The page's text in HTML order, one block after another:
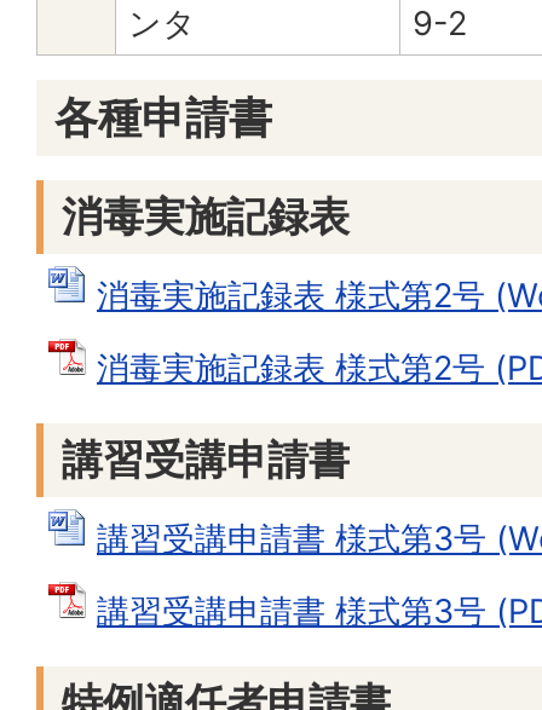
ンタ 9-2
各種申請書
消毒実施記録表
消毒実施記録表 様式第2号
消毒実施記録表 様式第2号
講習受講申請書
講習受講申請書 様式第3号
講習受講申請書 様式第3号